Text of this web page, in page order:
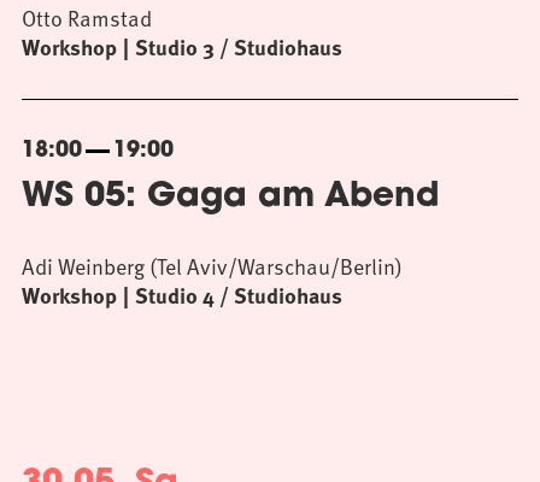
Workshop Studio 3 / Studiohaus
Otto Ramstad
18:00 19:00
WS 05: Gaga am Abend
Workshop Studio 4 / Studiohaus
Adi Weinberg (Tel Aviv/Warschau/Berlin)